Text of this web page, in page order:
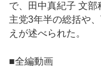
で、田中真紀子 文
主党3年半の総括や
えが述べられた。
■全編動画